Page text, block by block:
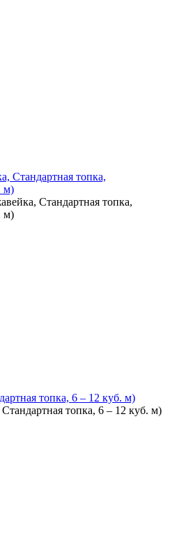
Стандартная топка,
м)
Стандартная топка,
м)
топка, 6 – 12 куб. м)
топка, 6 – 12 куб. м)